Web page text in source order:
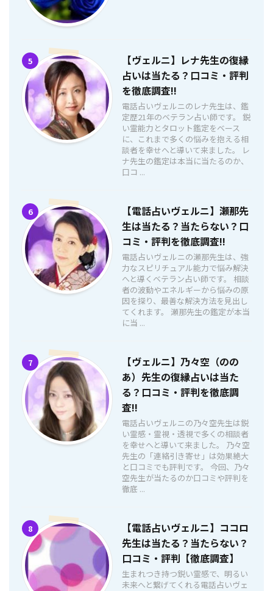
5
【ヴェルニ】レナ先生の復縁
占いは当たる？口コミ・評判
を徹底調査!!
電話占いヴェルニのレナ先生は、鑑
定歴21年のベテラン占い師です。 鋭
い霊能力とタロット鑑定をベース
に、これまで多くの悩みを抱える相
談者を幸せへと導いて来ました。 レ
ナ先生の鑑定は本当に当たるのか、
口コ ...
6
【電話占いヴェルニ】瀬那先
生は当たる？当たらない？口
コミ・評判を徹底調査!!
電話占いヴェルニの瀬那先生は、強
力なスピリチュアル能力で悩み解決
へと導くベテラン占い師です。 相談
者の波動やエネルギーから悩みの原
因を探り、最善な解決方法を見出し
てくれます。 瀬那先生の鑑定が本当
に当 ...
7
【ヴェルニ】乃々空（のの
あ）先生の復縁占いは当た
る？口コミ・評判を徹底調
査!!
電話占いヴェルニの乃々空先生は鋭
い霊感・霊視・透視で多くの相談者
を幸せへと導いて来ました。 乃々空
先生の「連絡引き寄せ」は効果絶大
と口コミでも評判です。 今回、乃々
空先生が当たるのか口コミや評判を
徹底 ...
8
【電話占いヴェルニ】ココロ
先生は当たる？当たらない？
口コミ・評判【徹底調査】
生まれつき持つ鋭い霊感で、明るい
未来へと繋げてくれる電話占いヴェ